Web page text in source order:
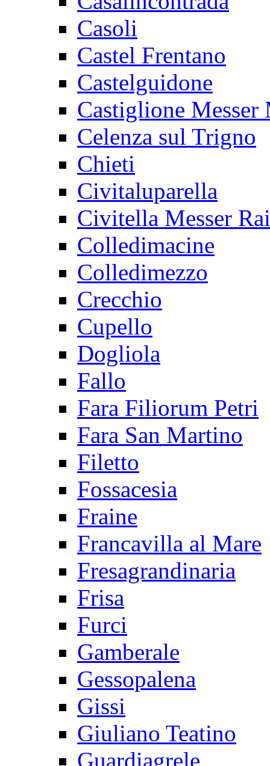
Casoli
Castel Frentano
Castelguidone
Castiglione Messer
Celenza sul Trigno
Chieti
Civitaluparella
Civitella Messer
Colledimacine
Colledimezzo
Crecchio
Cupello
Dogliola
Fallo
Fara Filiorum Petri
Fara San Martino
Filetto
Fossacesia
Fraine
Francavilla al Mare
Fresagrandinaria
Frisa
Furci
Gamberale
Gessopalena
Gissi
Giuliano Teatino
Guardiagrele